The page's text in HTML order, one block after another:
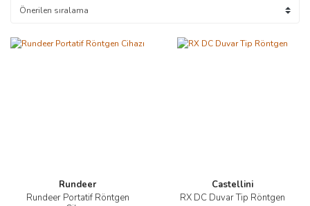
Rundeer
Rundeer Portatif Röntgen
Castellini
RX DC Duvar Tip Röntgen